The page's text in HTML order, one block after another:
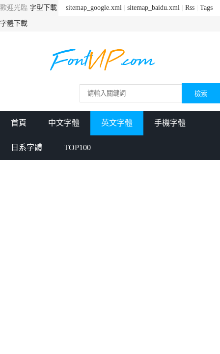
sitemap_google.xml sitemap_baidu.xml Rss Tags
歡迎光臨 字型下載
字體下載
首頁 中文字體 英文字體 手機字體
日系字體 TOP100